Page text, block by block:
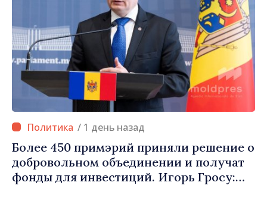
/ 1 день назад
Более 450 примэрий приняли решение о
добровольном объединении и получат
фонды для инвестиций. Игорь Гросу: